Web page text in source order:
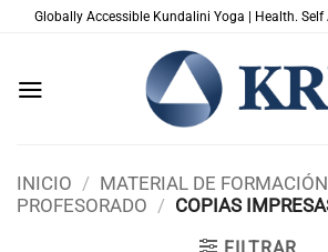
SaltarGlobally Accessible Kundalini Yoga | Health. Self
INICIO / MATERIAL DE
PROFESORADO / COPIAS